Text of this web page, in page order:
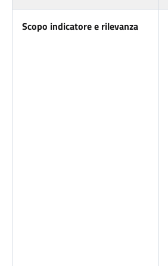
Scopo indicatore e rilevanza